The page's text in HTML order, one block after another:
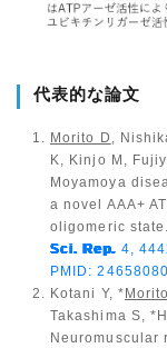
代表的な論文
Morito D ,
K, Kinjo M,
Moyamoya
a novel AAA+
oligomeric state.
Sci. Rep. 4,
PMID: 24658080
Kotani Y, *
Takashima S,
Neuromuscular